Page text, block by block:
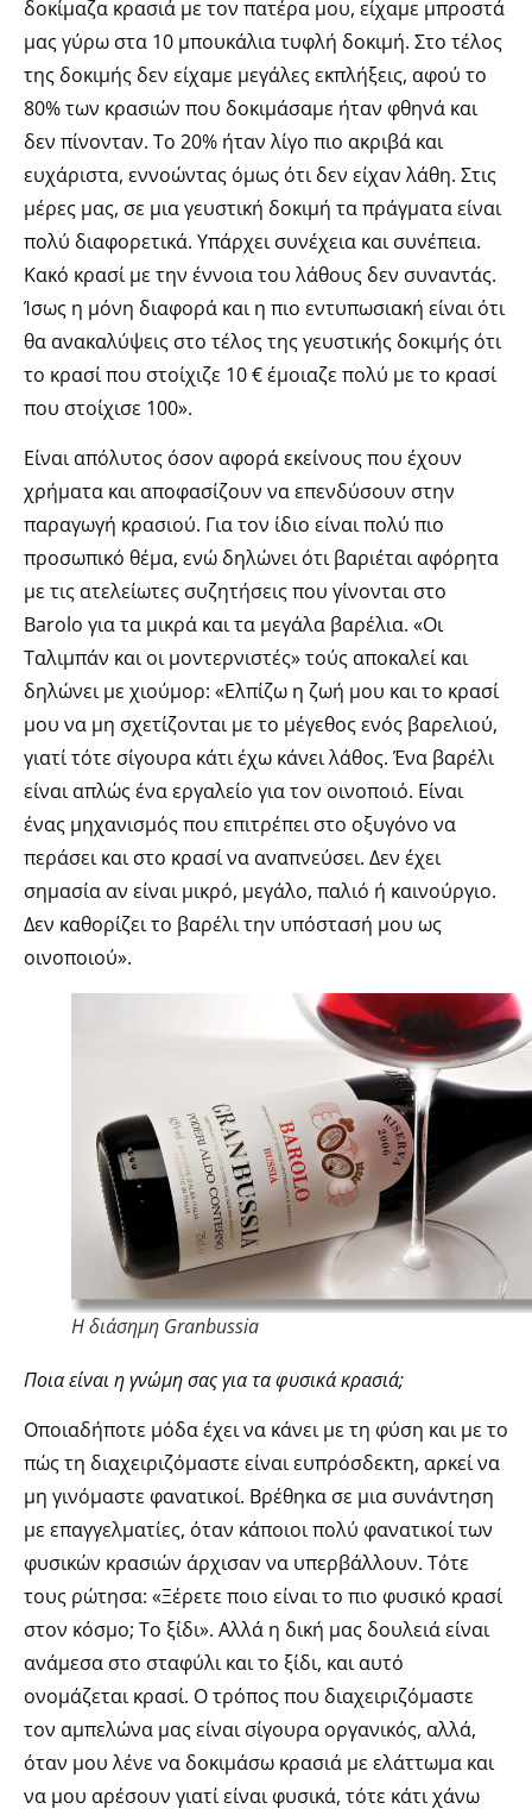
δοκίμαζα κρασιά με τον πατέρα μου, είχαμε μπροστά
μας γύρω στα 10 μπουκάλια τυφλή δοκιμή. Στο τέλος
της δοκιμής δεν είχαμε μεγάλες εκπλήξεις, αφού το
80% των κρασιών που δοκιμάσαμε ήταν φθηνά και
δεν πίνονταν. Το 20% ήταν λίγο πιο ακριβά και
ευχάριστα, εννοώντας όμως ότι δεν είχαν λάθη. Στις
μέρες μας, σε μια γευστική δοκιμή τα πράγματα είναι
πολύ διαφορετικά. Υπάρχει συνέχεια και συνέπεια.
Κακό κρασί με την έννοια του λάθους δεν συναντάς.
Ίσως η μόνη διαφορά και η πιο εντυπωσιακή είναι ότι
θα ανακαλύψεις στο τέλος της γευστικής δοκιμής ότι
το κρασί που στοίχιζε 10 € έμοιαζε πολύ με το κρασί
που στοίχισε 100».
Είναι απόλυτος όσον αφορά εκείνους που έχουν
χρήματα και αποφασίζουν να επενδύσουν στην
παραγωγή κρασιού. Για τον ίδιο είναι πολύ πιο
προσωπικό θέμα, ενώ δηλώνει ότι βαριέται αφόρητα
με τις ατελείωτες συζητήσεις που γίνονται στο
Barolo για τα μικρά και τα μεγάλα βαρέλια. «Οι
Ταλιμπάν και οι μοντερνιστές» τούς αποκαλεί και
δηλώνει με χιούμορ: «Ελπίζω η ζωή μου και το κρασί
μου να μη σχετίζονται με το μέγεθος ενός βαρελιού,
γιατί τότε σίγουρα κάτι έχω κάνει λάθος. Ένα βαρέλι
είναι απλώς ένα εργαλείο για τον οινοποιό. Είναι
ένας μηχανισμός που επιτρέπει στο οξυγόνο να
περάσει και στο κρασί να αναπνεύσει. Δεν έχει
σημασία αν είναι μικρό, μεγάλο, παλιό ή καινούργιο.
Δεν καθορίζει το βαρέλι την υπόστασή μου ως
οινοποιού».
Η διάσημη Granbussia
Ποια είναι η γνώμη σας για τα φυσικά κρασιά;
Οποιαδήποτε μόδα έχει να κάνει με τη φύση και με το
πώς τη διαχειριζόμαστε είναι ευπρόσδεκτη, αρκεί να
μη γινόμαστε φανατικοί. Βρέθηκα σε μια συνάντηση
με επαγγελματίες, όταν κάποιοι πολύ φανατικοί των
φυσικών κρασιών άρχισαν να υπερβάλλουν. Τότε
τους ρώτησα: «Ξέρετε ποιο είναι το πιο φυσικό κρασί
στον κόσμο; Το ξίδι». Αλλά η δική μας δουλειά είναι
ανάμεσα στο σταφύλι και το ξίδι, και αυτό
ονομάζεται κρασί. Ο τρόπος που διαχειριζόμαστε
τον αμπελώνα μας είναι σίγουρα οργανικός, αλλά,
όταν μου λένε να δοκιμάσω κρασιά με ελάττωμα και
να μου αρέσουν γιατί είναι φυσικά, τότε κάτι χάνω